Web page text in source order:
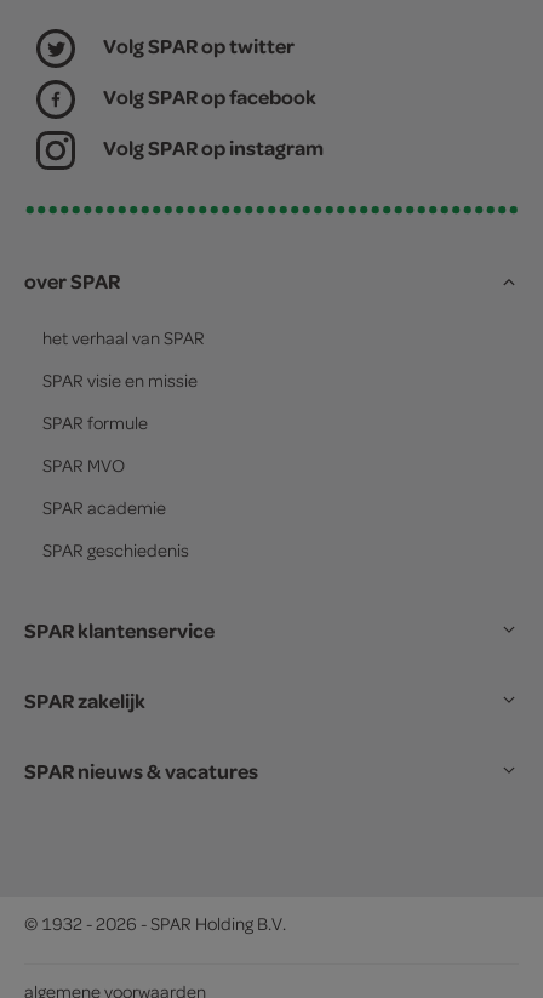
Volg SPAR op twitter
Volg SPAR op facebook
Volg SPAR op instagram
over SPAR
het verhaal van SPAR
SPAR visie en missie
SPAR formule
SPAR MVO
SPAR academie
SPAR geschiedenis
SPAR klantenservice
SPAR zakelijk
SPAR nieuws & vacatures
© 1932 - 2026 - SPAR Holding B.V.
algemene voorwaarden